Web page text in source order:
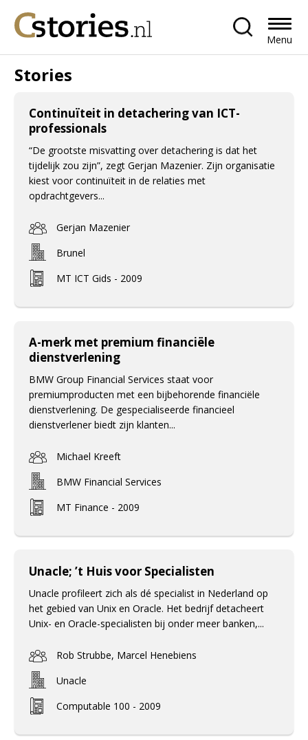
Menu
Stories
Continuïteit in detachering van ICT-
professionals
“De grootste misvatting over detachering is dat het
tijdelijk zou zijn”, zegt Gerjan Mazenier. Zijn organisatie
kiest voor continuïteit in de relaties met
opdrachtgevers...
Gerjan Mazenier
Brunel
MT ICT Gids - 2009
A-merk met premium financiële
dienstverlening
BMW Group Financial Services staat voor
premiumproducten met een bijbehorende financiële
dienstverlening. De gespecialiseerde financieel
dienstverlener biedt zijn klanten...
Michael Kreeft
BMW Financial Services
MT Finance - 2009
Unacle; ’t Huis voor Specialisten
Unacle profileert zich als dé specialist in Nederland op
het gebied van Unix en Oracle. Het bedrijf detacheert
Unix- en Oracle-specialisten bij onder meer banken,...
Rob Strubbe, Marcel Henebiens
Unacle
Computable 100 - 2009